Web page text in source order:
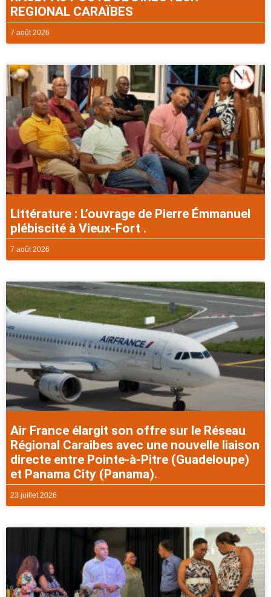
REGIONAL CARAÏBES
7 août 2026
Littérature : L’ouvrage de Pierre Émmanuel
plébiscité à Vieux-Fort .
7 août 2026
Air France élargit son offre sur le Réseau
Régional Caraibes avec une nouvelle liaison
directe entre Pointe-à-Pitre (Guadeloupe)
et Panama City (Panama).
23 juillet 2026